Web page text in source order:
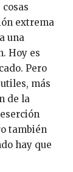
extrema
una
Hoy es
Pero
más
de la
también
hay que